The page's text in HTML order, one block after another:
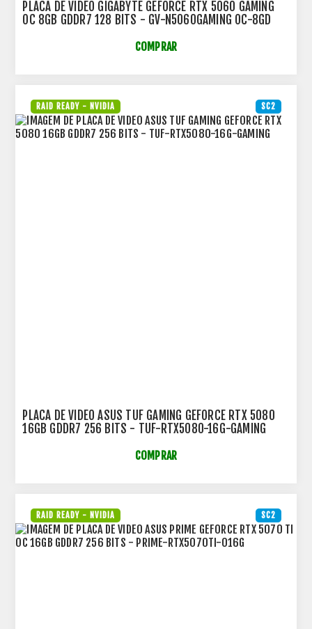
PLACA DE VIDEO GIGABYTE GEFORCE RTX 5060 GAMING
OC 8GB GDDR7 128 BITS - GV-N5060GAMING OC-8GD
COMPRAR
SC2
RAID READY - NVIDIA
PLACA DE VIDEO ASUS TUF GAMING GEFORCE RTX 5080
16GB GDDR7 256 BITS - TUF-RTX5080-16G-GAMING
COMPRAR
SC2
RAID READY - NVIDIA